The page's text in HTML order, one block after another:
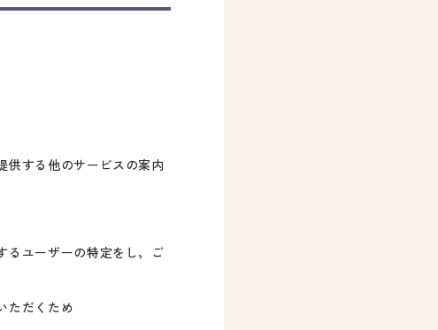
供する他のサービスの案内
るユーザーの特定をし，ご
ただくため